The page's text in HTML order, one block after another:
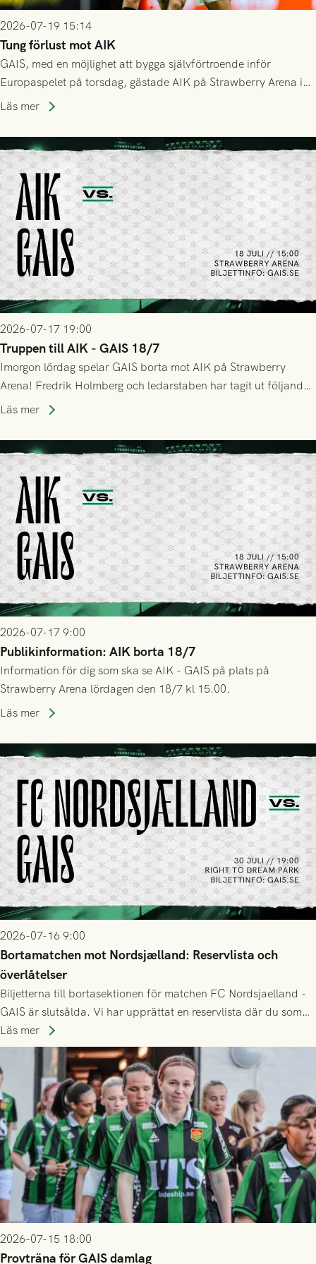
2026-07-19 15:14
Tung förlust mot AIK
GAIS, med en möjlighet att bygga självförtroende inför
Europaspelet på torsdag, gästade AIK på Strawberry Arena i
Stockholm . Men trots konstant hotande i första halvlek av
lyckades få in 2-0.
Läs mer
2026-07-17 19:00
Truppen till AIK - GAIS 18/7
Imorgon lördag spelar GAIS borta mot AIK på Strawberry
Arena! Fredrik Holmberg och ledarstaben har tagit ut följande
trupp till matchen:
Läs mer
2026-07-17 9:00
Publikinformation: AIK borta 18/7
Information för dig som ska se AIK - GAIS på plats på
Strawberry Arena lördagen den 18/7 kl 15.00.
Läs mer
2026-07-16 9:00
Bortamatchen mot Nordsjælland: Reservlista och
överlåtelser
Biljetterna till bortasektionen för matchen FC Nordsjaelland -
GAIS är slutsålda. Vi har upprättat en reservlista där du som
ännu inte har någon biljett kan anmäla ditt intresse. Du kan
inte själv överlåta din biljett till någon annan.
Läs mer
2026-07-15 18:00
Provträna för GAIS damlag